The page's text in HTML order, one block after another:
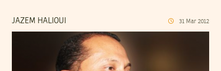
JAZEM HALIOUI 31 Mar 2012